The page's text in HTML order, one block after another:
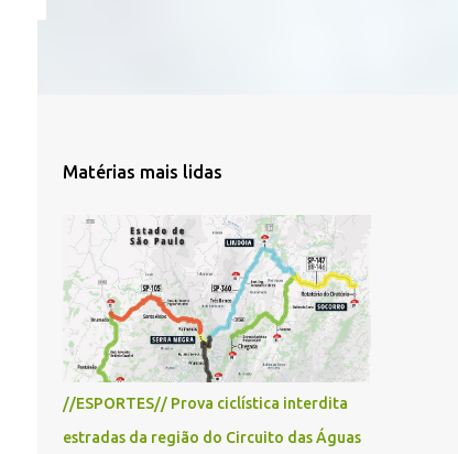
Matérias mais lidas
//ESPORTES// Prova ciclística interdita
estradas da região do Circuito das Águas